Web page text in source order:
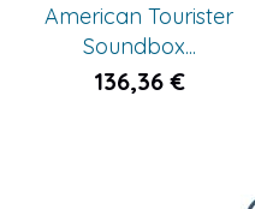
American Tourister
Soundbox...
136,36 €